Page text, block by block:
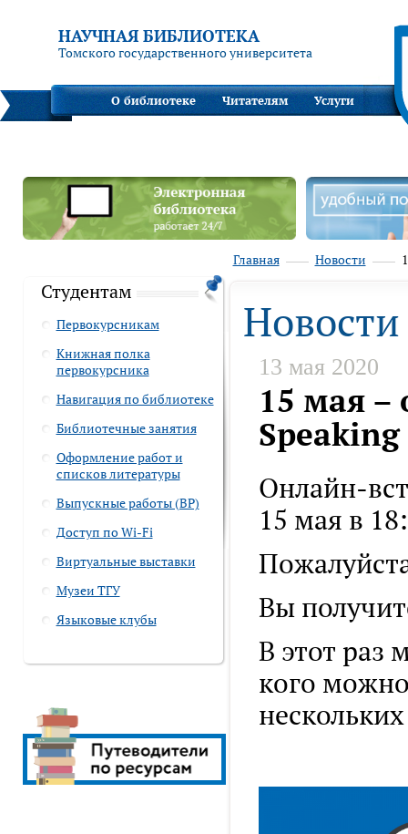
НАУЧНАЯ БИБЛИОТЕКА
Томского государственного университета
О библиотеке Читателям Услуги
Студентам
Первокурсникам
Книжная полка
первокурсника
Навигация по библиотеке
Библиотечные занятия
Оформление работ и
списков литературы
Выпускные работы (ВР)
Доступ по Wi-Fi
Виртуальные выставки
Музеи ТГУ
Языковые клубы
Главная Новости
Новости
13 мая 2020
15 мая –
Онлайн-
15 мая в
Вы
В этот раз
кого